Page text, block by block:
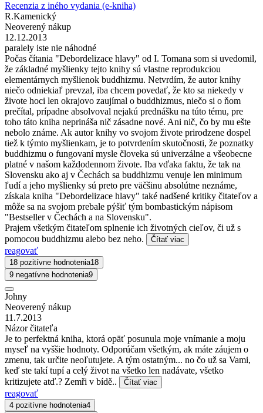
Recenzia z iného vydania (e-kniha)
R.Kamenický
Neoverený nákup
12.12.2013
paralely iste nie náhodné
Počas čítania "Debordelizace hlavy" od I. Tomana som si uvedomil,
že základné myšlienky tejto knihy sú vlastne reprodukciou
elementárnych myšlienok buddhizmu. Netvrdím, že autor knihy
niečo odniekiaľ prevzal, iba chcem povedať, že kto sa niekedy v
živote hoci len okrajovo zaujímal o buddhizmus, niečo si o ňom
prečítal, prípadne absolvoval nejakú prednášku na túto tému, pre
toho táto kniha neprináša nič zásadne nové. Ani nič, čo by mu ešte
nebolo známe. Ak autor knihy vo svojom živote prirodzene dospel
tiež k týmto myšlienkam, je to potvrdením skutočnosti, že poznatky
buddhizmu o fungovaní mysle človeka sú univerzálne a všeobecne
platné v našom každodennom živote. Iba vďaka faktu, že tak na
Slovensku ako aj v Čechách sa buddhizmu venuje len minimum
ľudí a jeho myšlienky sú preto pre väčšinu absolútne neznáme,
získala kniha "Debordelizace hlavy" také nadšené kritiky čitateľov a
môže sa na svojom prebale pýšiť tým bombastickým nápisom
"Bestseller v Čechách a na Slovensku".
Prajem všetkým čitateľom splnenie ich životných cieľov, či už s
pomocou buddhizmu alebo bez neho.
Čítať viac
reagovať
18 pozitívne hodnotenia18
9 negatívne hodnotenia9
Johny
Neoverený nákup
11.7.2013
Názor čitateľa
Je to perfektná kniha, ktorá opäť posunula moje vnímanie a moju
myseľ na vyššie hodnoty. Odporúčam všetkým, ak máte záujem o
zmenu, tak určite neoľutujete. A tým ostatným... no čo už sa Vami,
keď ste takí tupí a celý život na všetko len nadávate, všetko
kritizujete atď.? Zemři v bídě..
Čítať viac
reagovať
4 pozitívne hodnotenia4